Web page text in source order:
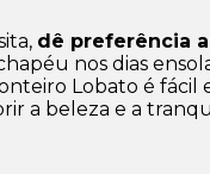
dê preferência
nos dias
Lobato é fácil
a beleza e a